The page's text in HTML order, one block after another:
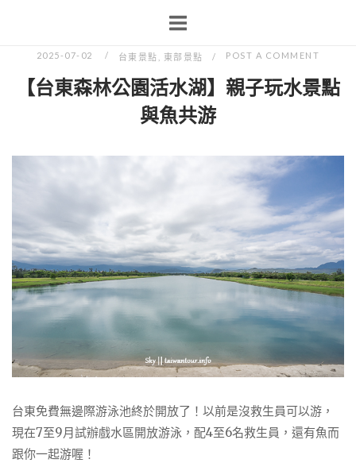
2025-07-02 台東景點 東部景點 POST A COMMENT
【台東森林公園活水湖】親子玩水景點
與魚共游
台東免費無邊際游泳池終於開放了！以前是沒救生員可以游，
現在7至9月試辦戲水區開放游泳，配4至6名救生員，還有魚而
跟你一起游喔！